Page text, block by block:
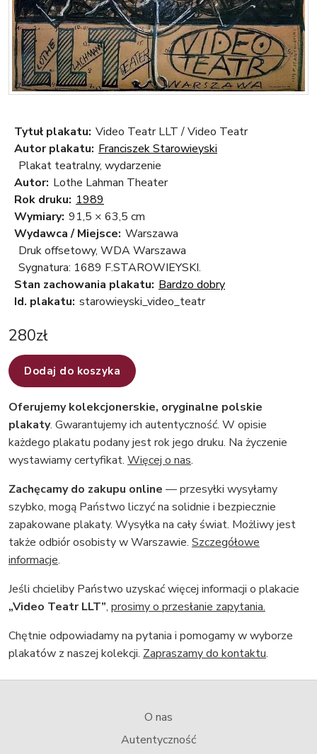
Tytuł plakatu: Video Teatr LLT / Video Teatr
Autor plakatu: Franciszek Starowieyski
Plakat teatralny, wydarzenie
Autor: Lothe Lahman Theater
Rok druku: 1989
Wymiary: 91,5 × 63,5 cm
Wydawca / Miejsce: Warszawa
Druk offsetowy, WDA Warszawa
Sygnatura: 1689 F.STAROWIEYSKI.
Stan zachowania plakatu: Bardzo dobry
Id. plakatu: starowieyski_video_teatr
280zł
Dodaj do koszyka
Oferujemy kolekcjonerskie, oryginalne polskie
plakaty. Gwarantujemy ich autentyczność. W opisie
każdego plakatu podany jest rok jego druku. Na życzenie
wystawiamy certyfikat. Więcej o nas.
Zachęcamy do zakupu online — przesyłki wysyłamy
szybko, mogą Państwo liczyć na solidnie i bezpiecznie
zapakowane plakaty. Wysyłka na cały świat. Możliwy jest
także odbiór osobisty w Warszawie. Szczegółowe
informacje.
Jeśli chcieliby Państwo uzyskać więcej informacji o plakacie
„Video Teatr LLT”, prosimy o przesłanie zapytania.
Chętnie odpowiadamy na pytania i pomogamy w wyborze
plakatów z naszej kolekcji. Zapraszamy do kontaktu.
O nas
Autentyczność